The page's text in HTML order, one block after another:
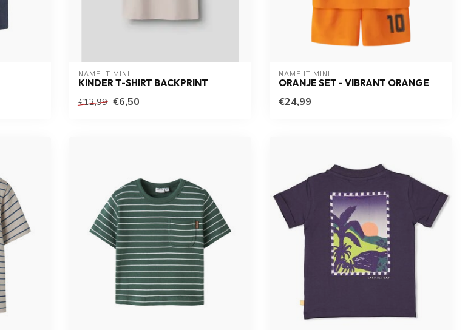
NAME IT MINI
KINDER T-SHIRT BACKPRINT
€12,99 €6,50
NAME IT MINI
ORANJE SET - VIBRANT ORANGE
€24,99